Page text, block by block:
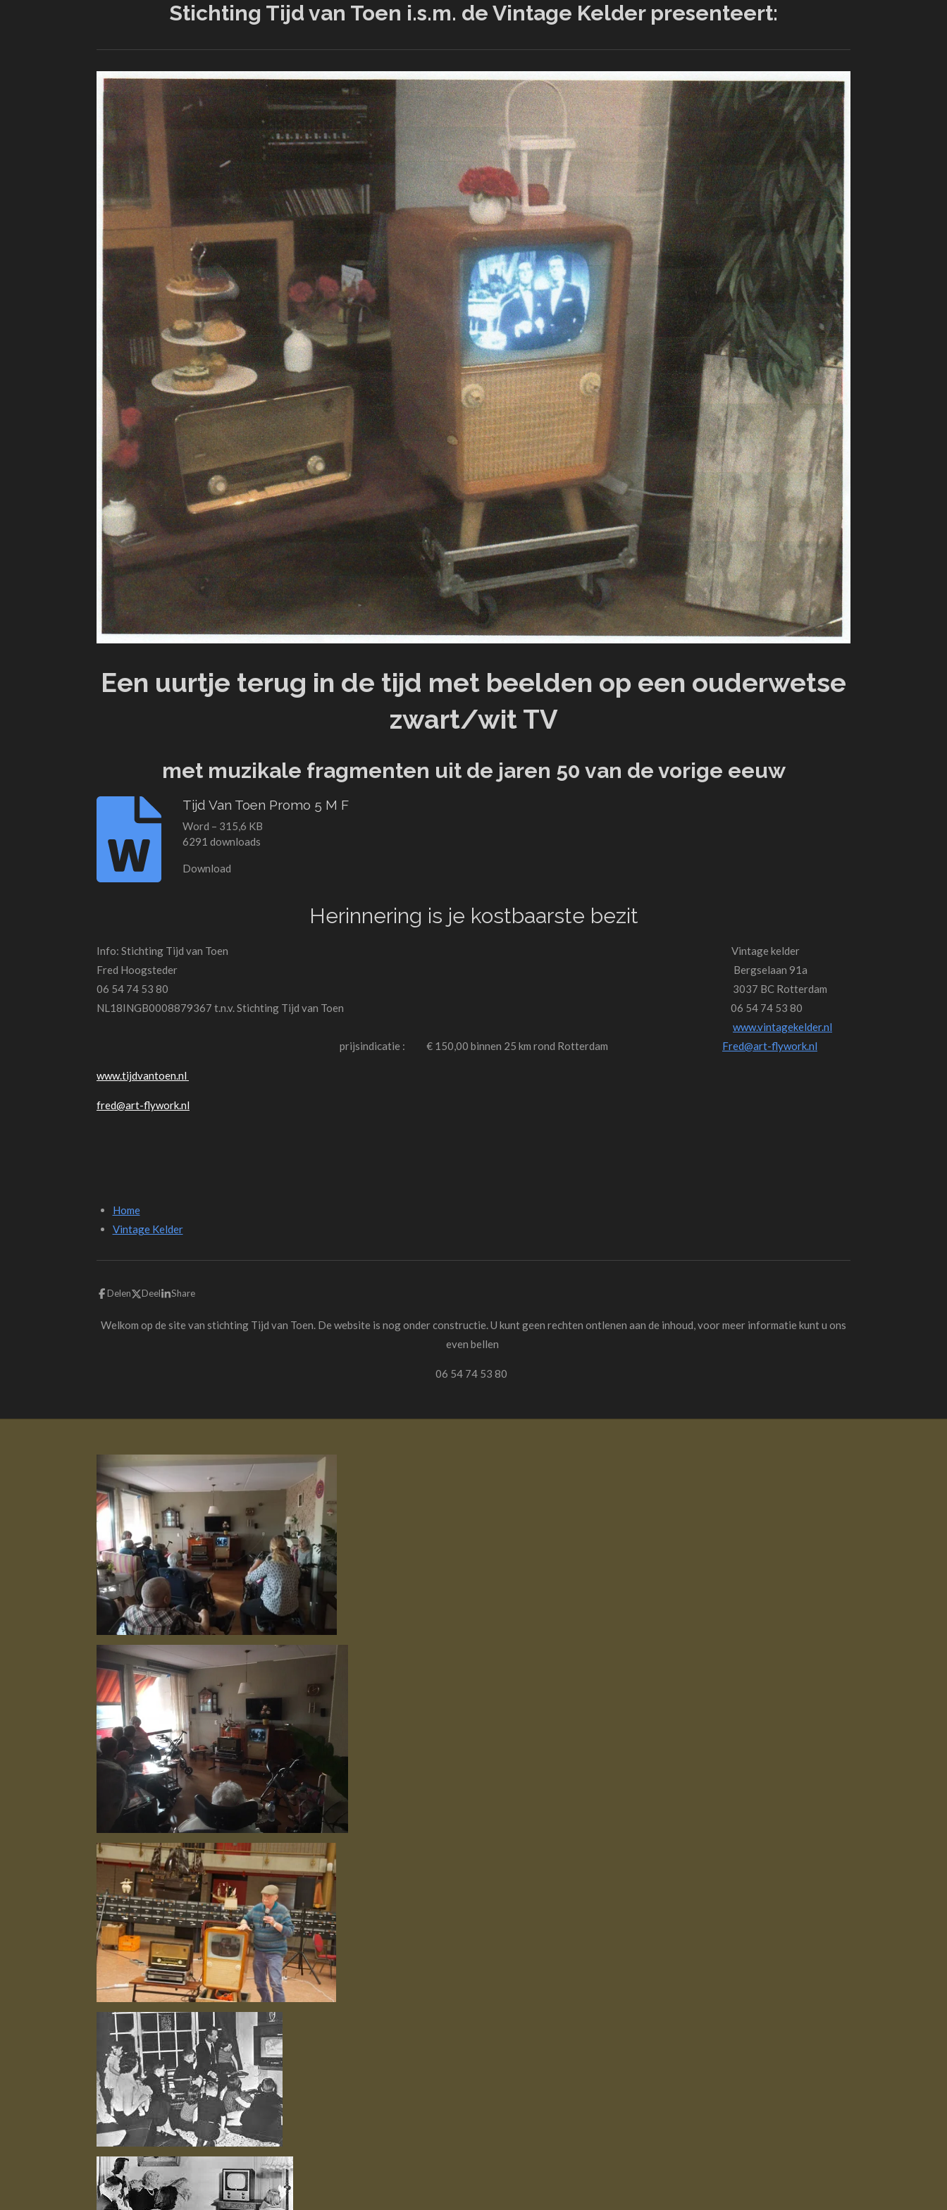
Stichting Tijd van Toen i.s.m. de Vintage Kelder presenteert:
Een uurtje terug in de tijd met beelden op een ouderwetse
zwart/wit TV
met muzikale fragmenten uit de jaren 50 van de vorige eeuw
Tijd Van Toen Promo 5 M F
Word – 315,6 KB
6291 downloads
Download
Herinnering is je kostbaarste bezit
Info: Stichting Tijd van Toen Vintage kelder
Fred Hoogsteder Bergselaan 91a
06 54 74 53 80 3037 BC Rotterdam
NL18INGB0008879367 t.n.v. Stichting Tijd van Toen 06 54 74 53 80
www.vintagekelder.nl
prijsindicatie : € 150,00 binnen 25 km rond Rotterdam Fred@art-flywork.nl
www.tijdvantoen.nl
fred@art-flywork.nl
Home
Vintage Kelder
Delen Deel Share
Welkom op de site van stichting Tijd van Toen. De website is nog onder constructie. U kunt geen rechten ontlenen aan de inhoud, voor meer informatie kunt u ons
even bellen
06 54 74 53 80